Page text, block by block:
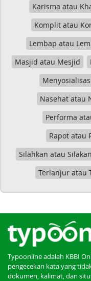
Karisma atau
Komplit atau
Lembap atau
Masjid atau Mesjid
Nasehat atau
Performa
Rapot atau
Silahkan atau Silakan
Terlanjur atau
Typoonline adalah KBBI
pengecekan kata yang
dokumen, kalimat, dan